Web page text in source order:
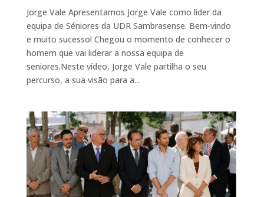
Jorge Vale Apresentamos Jorge Vale como líder da
equipa de Séniores da UDR Sambrasense. Bem-vindo
e muito sucesso! Chegou o momento de conhecer o
homem que vai liderar a nossa equipa de
seniores.Neste vídeo, Jorge Vale partilha o seu
percurso, a sua visão para a...